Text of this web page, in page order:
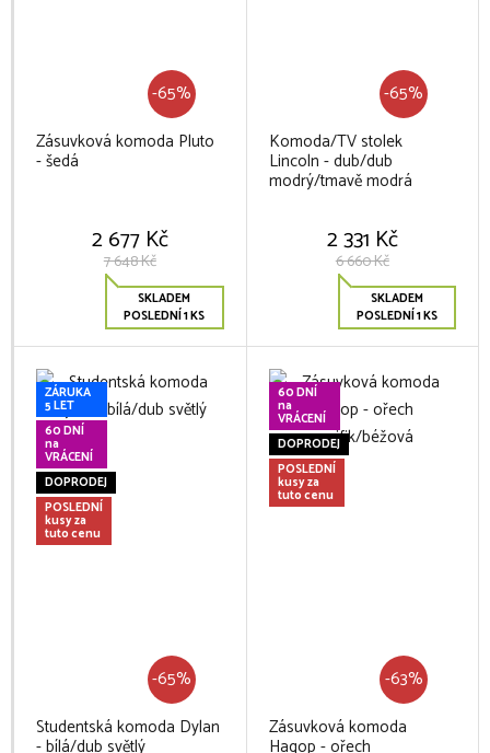
-65%
Zásuvková komoda Pluto
- šedá
2 677 Kč
7 648 Kč
SKLADEM
POSLEDNÍ 1 KS
-65%
Komoda/TV stolek
Lincoln - dub/dub
modrý/tmavě modrá
2 331 Kč
6 660 Kč
SKLADEM
POSLEDNÍ 1 KS
ZÁRUKA
5 LET
60 DNÍ
na
VRÁCENÍ
DOPRODEJ
POSLEDNÍ
kusy za
tuto cenu
-65%
Studentská komoda Dylan
- bílá/dub světlý
60 DNÍ
na
VRÁCENÍ
DOPRODEJ
POSLEDNÍ
kusy za
tuto cenu
-63%
Zásuvková komoda
Hagop - ořech